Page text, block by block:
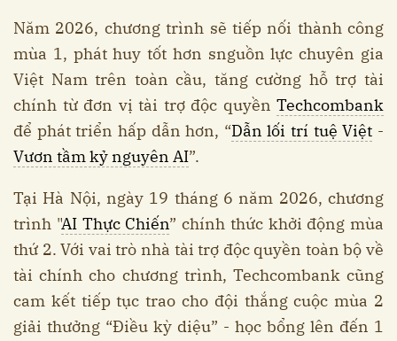
Năm 2026, chương trình sẽ tiếp nối thành công
mùa 1, phát huy tốt hơn snguồn lực chuyên gia
Việt Nam trên toàn cầu, tăng cường hỗ trợ tài
chính từ đơn vị tài trợ độc quyền Techcombank
để phát triển hấp dẫn hơn, “Dẫn lối trí tuệ Việt -
Vươn tầm kỷ nguyên AI”.
Tại Hà Nội, ngày 19 tháng 6 năm 2026, chương
trình "AI Thực Chiến” chính thức khởi động mùa
thứ 2. Với vai trò nhà tài trợ độc quyền toàn bộ về
tài chính cho chương trình, Techcombank cũng
cam kết tiếp tục trao cho đội thắng cuộc mùa 2
giải thưởng “Điều kỳ diệu” - học bổng lên đến 1